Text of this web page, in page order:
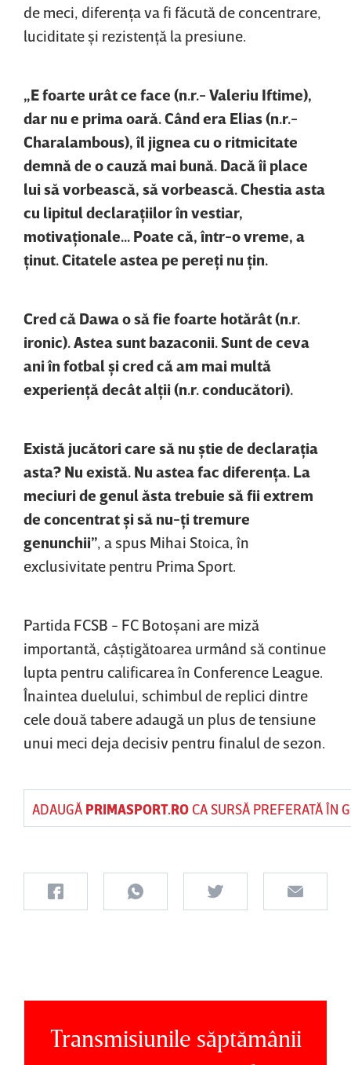
de meci, diferenţa va fi făcută de concentrare,
luciditate şi rezistenţă la presiune.
„E foarte urât ce face (n.r.- Valeriu Iftime),
dar nu e prima oară. Când era Elias (n.r.-
Charalambous), îl jignea cu o ritmicitate
demnă de o cauză mai bună. Dacă îi place
lui să vorbească, să vorbească. Chestia asta
cu lipitul declaraţiilor în vestiar,
motivaţionale... Poate că, într-o vreme, a
ţinut. Citatele astea pe pereţi nu ţin.
Cred că Dawa o să fie foarte hotărât (n.r.
ironic). Astea sunt bazaconii. Sunt de ceva
ani în fotbal şi cred că am mai multă
experienţă decât alţii (n.r. conducători).
Există jucători care să nu ştie de declaraţia
asta? Nu există. Nu astea fac diferenţa. La
meciuri de genul ăsta trebuie să fii extrem
de concentrat şi să nu-ţi tremure
genunchii” , a spus Mihai Stoica, în
exclusivitate pentru Prima Sport.
Partida FCSB - FC Botoşani are miză
importantă, câştigătoarea urmând să continue
lupta pentru calificarea în Conference League.
Înaintea duelului, schimbul de replici dintre
cele două tabere adaugă un plus de tensiune
unui meci deja decisiv pentru finalul de sezon.
ADAUGĂ PRIMASPORT.ROCA SURSĂ PREFERATĂ ÎN
Transmisiunile săptămânii